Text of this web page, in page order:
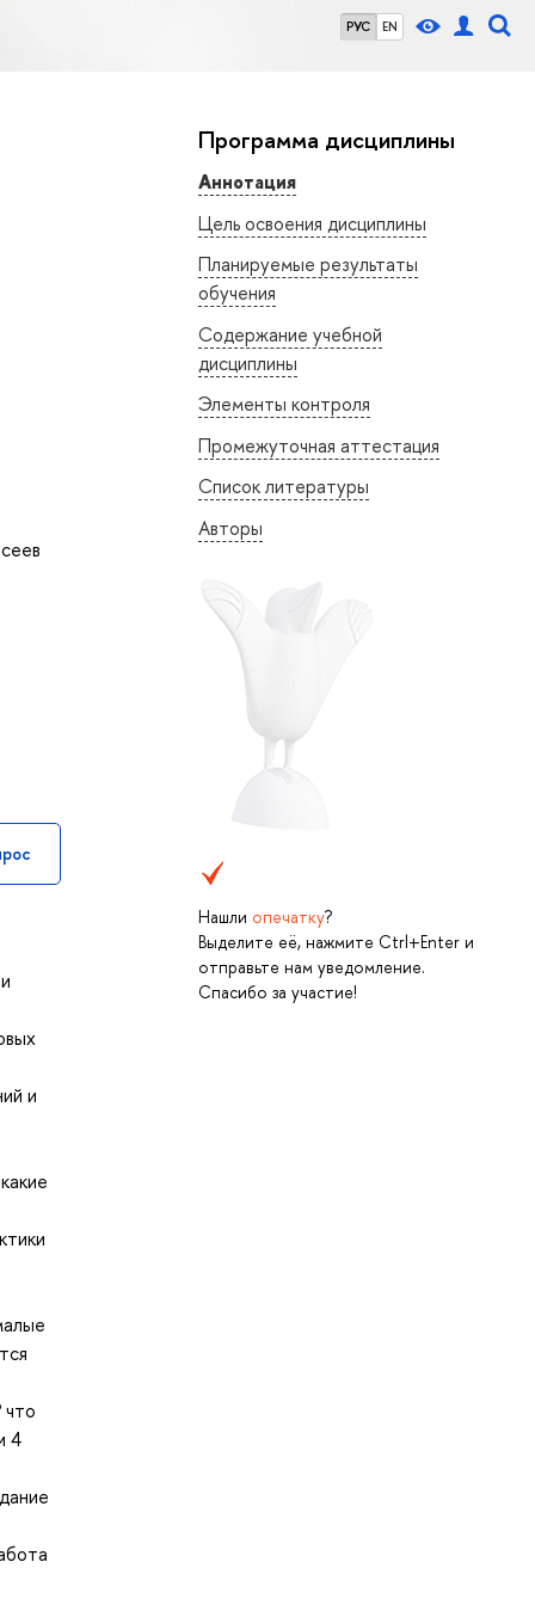
РУС EN
Программа дисциплины
Аннотация
Цель освоения дисциплины
Планируемые результаты
обучения
Содержание учебной
дисциплины
Элементы контроля
Промежуточная аттестация
Список литературы
Авторы
Нашли опечатку?
Выделите её, нажмите Ctrl+Enter и
отправьте нам уведомление.
Спасибо за участие!
и
4